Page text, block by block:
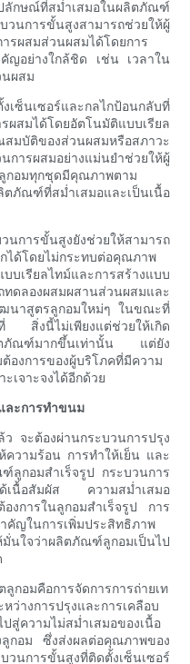
ลักษณ์ที่สม่ำเสมอในผลิตภัณฑ์
นการขั้นสูงสามารถช่วยให้ผู้
รผสมส่วนผสมได้โดยการ
ญอย่างใกล้ชิด เช่น เวลาใน
ผสม
ซ็นเซอร์และกลไกป้อนกลับที่
ผสมได้โดยอัตโนมัติแบบเรียล
มบัติของส่วนผสมหรือสภาวะ
ารผสมอย่างแม่นยำช่วยให้ผู้
กอมทุกชุดมีคุณภาพตาม
ภัณฑ์ที่สม่ำเสมอและเป็นเนื้อ
การขั้นสูงยังช่วยให้สามารถ
ได้โดยไม่กระทบต่อคุณภาพ
รียลไทม์และการสร้างแบบ
ดลองผสมผสานส่วนผสมและ
ฒนาสูตรลูกอมใหม่ๆ ในขณะที่
สิ่งนี้ไม่เพียงแต่ช่วยให้เกิด
ตภัณฑ์มากขึ้นเท่านั้น แต่ยัง
องการของผู้บริโภคที่มีความ
เจาะจงได้อีกด้วย
ละการทำขนม
จะต้องผ่านกระบวนการปรุง
วามร้อน การทำให้เย็น และ
ลูกอมสำเร็จรูป กระบวนการ
ด้เนื้อสัมผัส ความสม่ำเสมอ
งการในลูกอมสำเร็จรูป การ
คัญในการเพิ่มประสิทธิภาพ
นใจว่าผลิตภัณฑ์ลูกอมเป็นไป
กอมคือการจัดการการถ่ายเท
ว่างการปรุงและการเคลือบ
สู่ความไม่สม่ำเสมอของเนื้อ
กอม ซึ่งส่งผลต่อคุณภาพของ
นการขั้นสูงที่ติดตั้งเซ็นเซอร์